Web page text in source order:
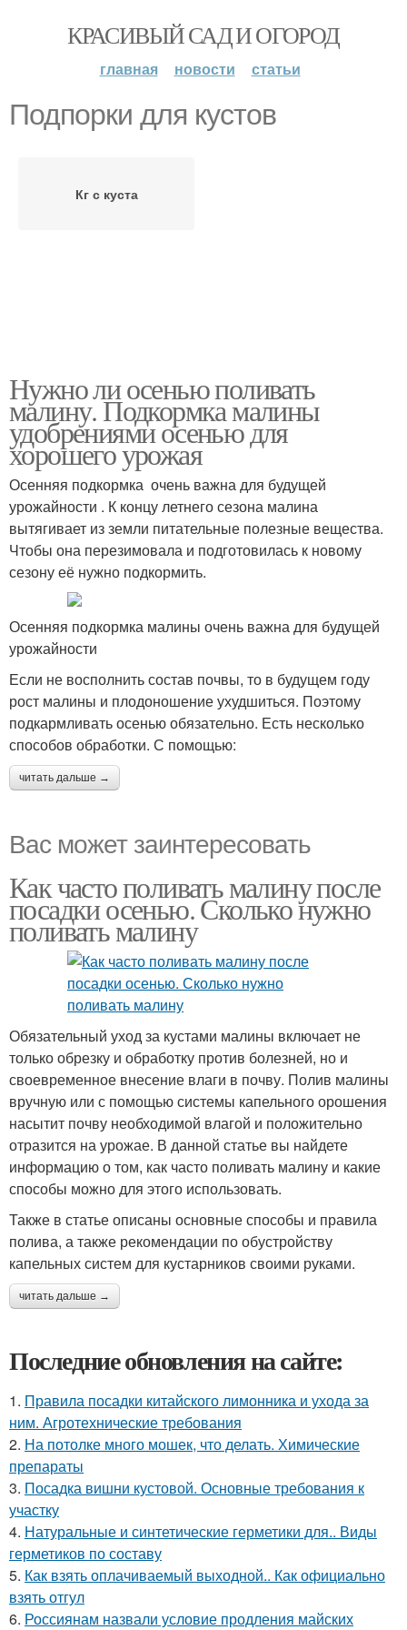
КРАСИВЫЙ САД И ОГОРОД
главная новости статьи
Подпорки для кустов
Кг с куста
Нужно ли осенью поливать
малину. Подкормка малины
удобрениями осенью для
хорошего урожая
Осенняя подкормка очень важна для будущей
урожайности . К концу летнего сезона малина
вытягивает из земли питательные полезные вещества.
Чтобы она перезимовала и подготовилась к новому
сезону её нужно подкормить.
Осенняя подкормка малины очень важна для будущей
урожайности
Если не восполнить состав почвы, то в будущем году
рост малины и плодоношение ухудшиться. Поэтому
подкармливать осенью обязательно. Есть несколько
способов обработки. С помощью:
читать дальше →
Вас может заинтересовать
Как часто поливать малину после
посадки осенью. Сколько нужно
поливать малину
Обязательный уход за кустами малины включает не
только обрезку и обработку против болезней, но и
своевременное внесение влаги в почву. Полив малины
вручную или с помощью системы капельного орошения
насытит почву необходимой влагой и положительно
отразится на урожае. В данной статье вы найдете
информацию о том, как часто поливать малину и какие
способы можно для этого использовать.
Также в статье описаны основные способы и правила
полива, а также рекомендации по обустройству
капельных систем для кустарников своими руками.
читать дальше →
Последние обновления на сайте:
1. Правила посадки китайского лимонника и ухода за
ним. Агротехнические требования
2. На потолке много мошек, что делать. Химические
препараты
3. Посадка вишни кустовой. Основные требования к
участку
4. Натуральные и синтетические герметики для.. Виды
герметиков по составу
5. Как взять оплачиваемый выходной.. Как официально
взять отгул
6. Россиянам назвали условие продления майских